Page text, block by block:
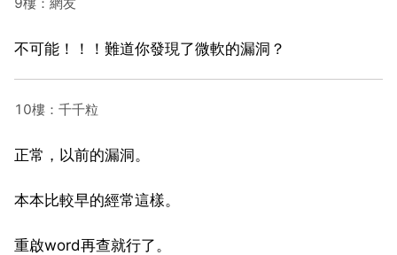
不可能！！！難道你發現了微軟的漏洞？
10樓：千千粒
正常，以前的漏洞。
本本比較早的經常這樣。
重啟word再查就行了。